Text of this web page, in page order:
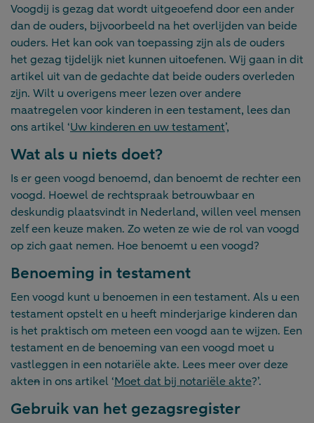
Voogdij is gezag dat wordt uitgeoefend door een ander
dan de ouders, bijvoorbeeld na het overlijden van beide
ouders. Het kan ook van toepassing zijn als de ouders
het gezag tijdelijk niet kunnen uitoefenen. Wij gaan in dit
artikel uit van de gedachte dat beide ouders overleden
zijn. Wilt u overigens meer lezen over andere
maatregelen voor kinderen in een testament, lees dan
ons artikel ‘Uw kinderen en uw testament’,
Wat als u niets doet?
Is er geen voogd benoemd, dan benoemt de rechter een
voogd. Hoewel de rechtspraak betrouwbaar en
deskundig plaatsvindt in Nederland, willen veel mensen
zelf een keuze maken. Zo weten ze wie de rol van voogd
op zich gaat nemen. Hoe benoemt u een voogd?
Benoeming in testament
Een voogd kunt u benoemen in een testament. Als u een
testament opstelt en u heeft minderjarige kinderen dan
is het praktisch om meteen een voogd aan te wijzen. Een
testament en de benoeming van een voogd moet u
vastleggen in een notariële akte. Lees meer over deze
akten in ons artikel ‘Moet dat bij notariële akte?’.
Gebruik van het gezagsregister